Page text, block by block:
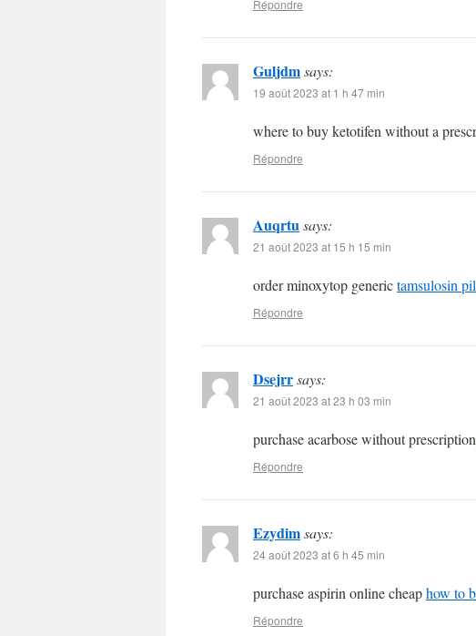
Répondre
Guljdmsays:
19 août 2023 at 1 h 47 min
where to buy ketotifen without a
Répondre
Auqrtusays:
21 août 2023 at 15 h 15 min
order minoxytop generictamsulosin
Répondre
Dsejrrsays:
21 août 2023 at 23 h 03 min
purchase acarbose without prescription
Répondre
Ezydimsays:
24 août 2023 at 6 h 45 min
purchase aspirin online cheaphow to
Répondre